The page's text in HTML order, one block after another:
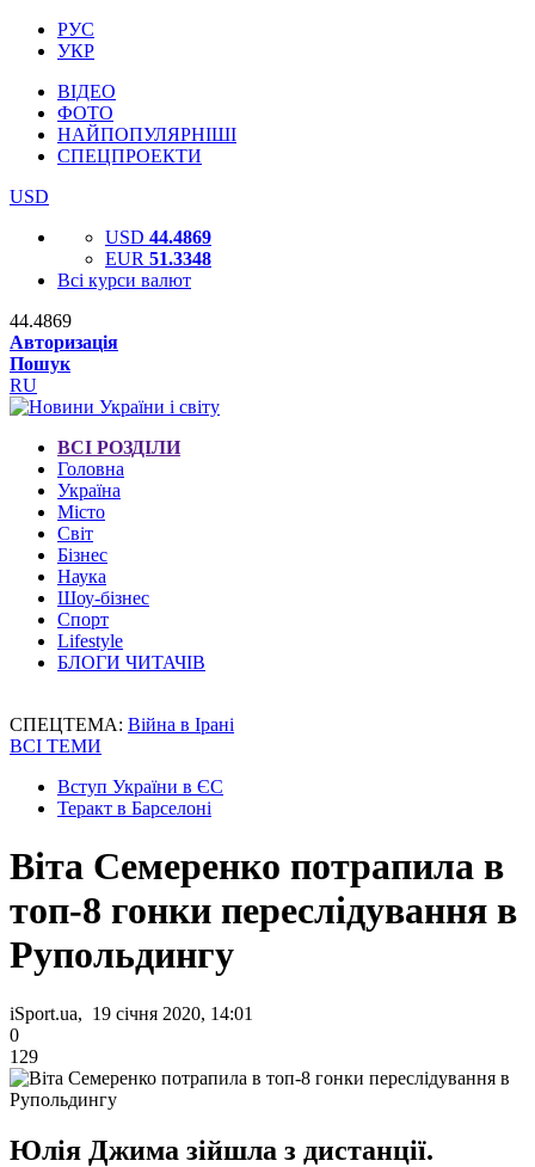
РУС
УКР
ВІДЕО
ФОТО
НАЙПОПУЛЯРНІШІ
СПЕЦПРОЕКТИ
USD
USD 44.4869
EUR 51.3348
Всі курси валют
44.4869
Авторизація
Пошук
RU
ВСІ РОЗДІЛИ
Головна
Україна
Місто
Світ
Бізнес
Наука
Шоу-бізнес
Спорт
Lifestyle
БЛОГИ ЧИТАЧІВ
СПЕЦТЕМА: Війна в Ірані
ВСІ ТЕМИ
Вступ України в ЄС
Теракт в Барселоні
Віта Семеренко потрапила в
топ-8 гонки переслідування в
Рупольдингу
iSport.ua, 19 січня 2020, 14:01
0
129
Юлія Джима зійшла з дистанції.